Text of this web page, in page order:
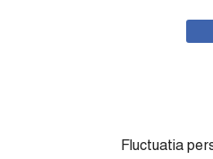
Fluctuatia